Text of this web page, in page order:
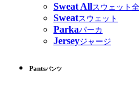
Sweat Allスウェット
Sweatスウェット
Parkaパーカ
Jerseyジャージ
Pantsパンツ